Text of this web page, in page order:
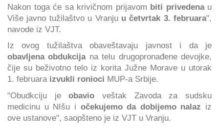
Nakon toga će sa krivičnom prijavom biti privedenau
Više javno tužilaštvo u Vranju u četvrtak 3. februara",
navode iz VJT.
Iz ovog tužilaštva obaveštavaju javnost i da je
obavljena obdukcijana telu drugopronađene devojke,
čije su beživotno telo iz korita Južne Morave u utorak
1. februara izvukli ronioci MUP-a Srbije.
"Obudkciju jeobavioveštak Zavoda za sudsku
medicinu u NIšu i očekujemo da dobijemo nalaz iz
ove ustanove", saopšteno je iz VJT u Vranju.